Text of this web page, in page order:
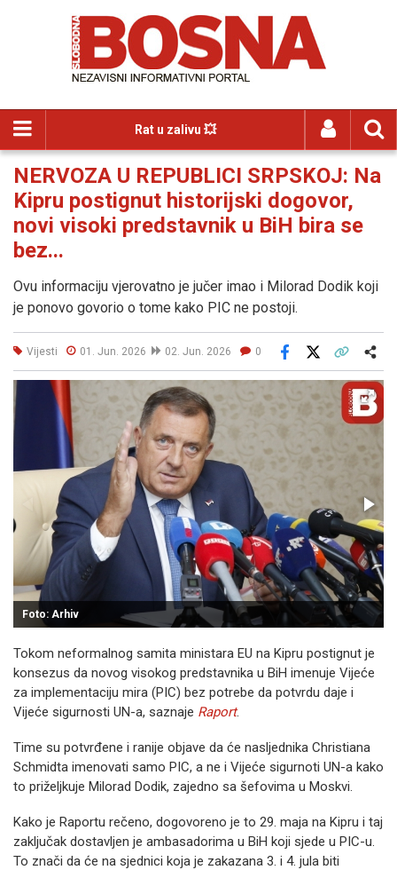
Rat u zalivu 💥
NERVOZA U REPUBLICI SRPSKOJ: Na
Kipru postignut historijski dogovor,
novi visoki predstavnik u BiH bira se
bez...
Ovu informaciju vjerovatno je jučer imao i Milorad Dodik koji
je ponovo govorio o tome kako PIC ne postoji.
Vijesti 01. Jun. 2026 02. Jun. 2026 0
Facebook
Foto: Arhiv
Tokom neformalnog samita ministara EU na Kipru postignut je
konsezus da novog visokog predstavnika u BiH imenuje Vijeće
za implementaciju mira (PIC) bez potrebe da potvrdu daje i
Vijeće sigurnosti UN-a, saznaje Raport.
Time su potvrđene i ranije objave da će nasljednika Christiana
Schmidta imenovati samo PIC, a ne i Vijeće sigurnoti UN-a kako
to priželjkuje Milorad Dodik, zajedno sa šefovima u Moskvi.
Kako je Raportu rečeno, dogovoreno je to 29. maja na Kipru i taj
zaključak dostavljen je ambasadorima u BiH koji sjede u PIC-u.
To znači da će na sjednici koja je zakazana 3. i 4. jula biti